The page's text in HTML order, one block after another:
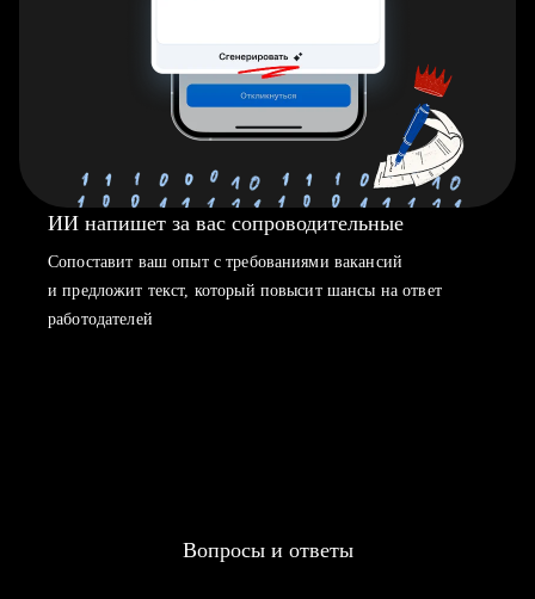
ИИ напишет за вас сопроводительные
Сопоставит ваш опыт с требованиями вакансий
и предложит текст, который повысит шансы на ответ
работодателей
Вопросы и ответы